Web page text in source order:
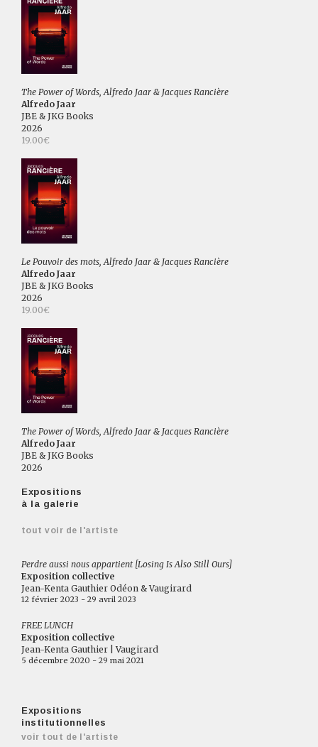
The Power of Words, Alfredo Jaar & Jacques Rancière
Alfredo Jaar
JBE & JKG Books
2026
19.00€
Le Pouvoir des mots, Alfredo Jaar & Jacques Rancière
Alfredo Jaar
JBE & JKG Books
2026
19.00€
The Power of Words, Alfredo Jaar & Jacques Rancière
Alfredo Jaar
JBE & JKG Books
2026
Expositions
à la galerie
tout voir de l'artiste
Perdre aussi nous appartient [Losing Is Also Still Ours]
Exposition collective
Jean-Kenta Gauthier Odéon & Vaugirard
12 février 2023 - 29 avril 2023
FREE LUNCH
Exposition collective
Jean-Kenta Gauthier | Vaugirard
5 décembre 2020 - 29 mai 2021
Expositions
institutionnelles
voir tout de l'artiste